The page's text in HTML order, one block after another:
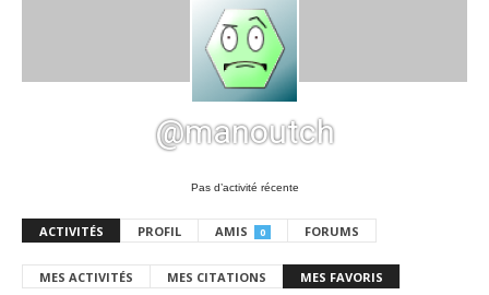
@manoutch
Pas d’activité récente
ACTIVITÉS PROFIL AMIS 0 FORUMS
MES ACTIVITÉS MES CITATIONS MES FAVORIS